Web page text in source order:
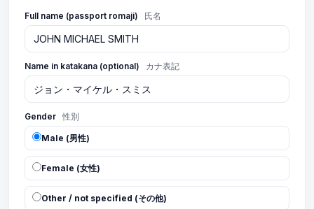
Full name (passport romaji) 氏名
Name in katakana (optional) カナ表記
Gender 性別
Male (男性)
Female (女性)
Other / not specified (その他)